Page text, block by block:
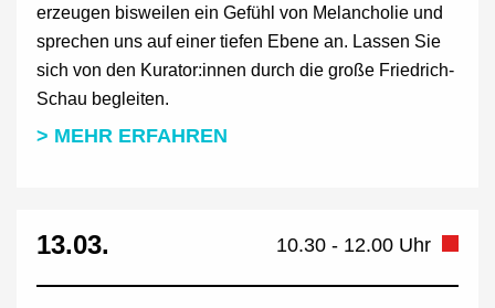
erzeugen bisweilen ein Gefühl von Melancholie und
sprechen uns auf einer tiefen Ebene an. Lassen Sie
sich von den Kurator:innen durch die große Friedrich-
Schau begleiten.
> MEHR ERFAHREN
13.03. 10.30 - 12.00 Uhr